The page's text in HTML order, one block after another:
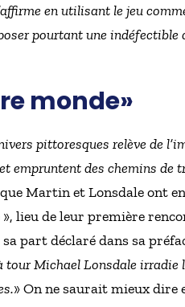
en utilisant le jeu
pourtant une indéfectible
monde»
pittoresques relève de
empruntent des chemins de
Martin et Lonsdale ont
lieu de leur première
part déclaré dans sa
tour Michael Lonsdale irradie
» On ne saurait mieux dire